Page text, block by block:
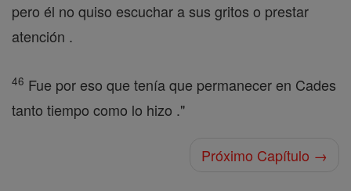
pero él no quiso escuchar a sus gritos o prestar
atención .
46 Fue por eso que tenía que permanecer en Cades
tanto tiempo como lo hizo ."
Próximo Capítulo →